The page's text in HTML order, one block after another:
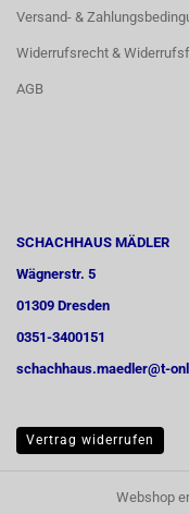
Versand- &
Widerrufsrecht &
AGB
SCHACHHAUS MÄDLER
Wägnerstr. 5
01309 Dresden
0351-3400151
schachhaus.maedler@t-
Vertrag widerrufen
Webshop